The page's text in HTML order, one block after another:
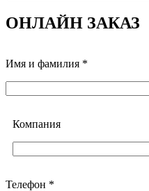
ОНЛАЙН ЗАКАЗ
Имя и фамилия *
Компания
Телефон *